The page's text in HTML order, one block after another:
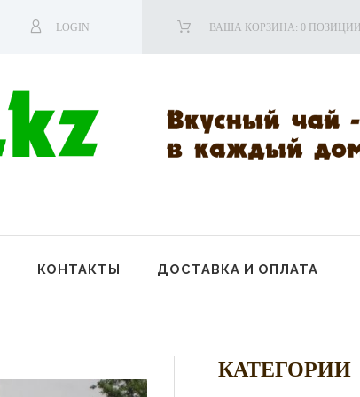
LOGIN ВАША КОРЗИНА: 0 ПОЗИЦИИ
КОНТАКТЫ ДОСТАВКА И ОПЛАТА
КАТЕГОРИИ